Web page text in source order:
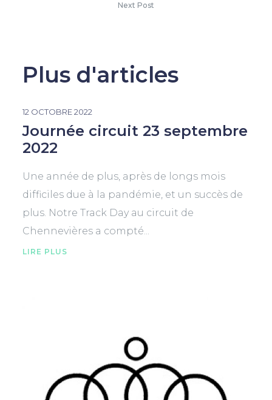
Next Post
Plus d'articles
12 OCTOBRE 2022
Journée circuit 23 septembre
2022
Une année de plus, après de longs mois
difficiles due à la pandémie, et un succès de
plus. Notre Track Day au circuit de
Chennevières a compté...
LIRE PLUS